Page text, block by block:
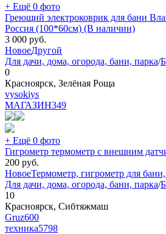
+ Ещё 0 фото
Греющий электроковрик для бани
Россия (100*60см) (В наличии)
3 000 руб.
НовоеДругой
Для дачи, дома, огорода, бани, парка/
0
Красноярск, Зелёная Роща
vysokiys
МАГАЗИН349
+ Ещё 0 фото
Гигрометр термометр с внешним
200 руб.
НовоеТермометр, гигрометр для
Для дачи, дома, огорода, бани, парка/
10
Красноярск, Сибтяжмаш
Gruz600
техника5798